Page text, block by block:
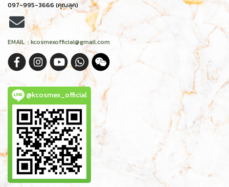
097-995-3666 (คุณลุค)
EMAIL : kcosmexofficial@gmail.com
@kcosmex_official